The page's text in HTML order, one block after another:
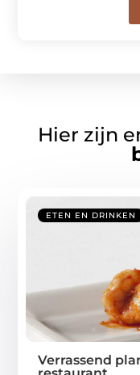
Hier zijn
ETEN EN DRINKEN
Verrassend